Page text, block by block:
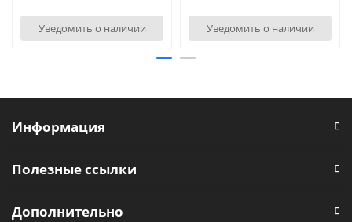
Уведомить о наличии Уведомить о наличии
Информация
Полезные ссылки
Дополнительно